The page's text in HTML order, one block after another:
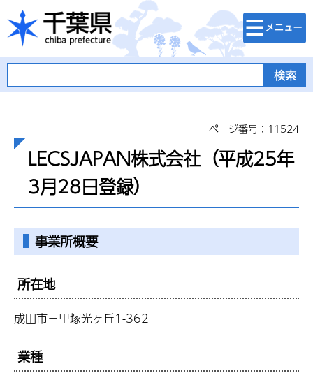
千葉県
検索・メニュ
ー
ページ番号：11524
LECSJAPAN株式会社（平成25年
3月28日登録）
事業所概要
所在地
成田市三里塚光ヶ丘1-362
業種